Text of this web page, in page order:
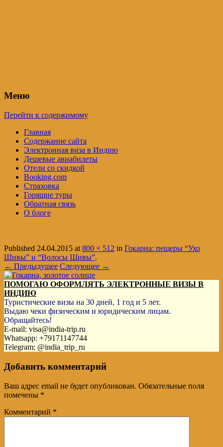
Меню
Перейти к содержимому
Главная
Содержание сайта
Электронная виза в Индию
Дешевые авиабилеты
Отели со скидкой
Booking.com
Страховка
Горящие туры
Обратная связь
О блоге
Published 24.04.2015 at800 × 512 in Гокарна: пещеры “Ухо
Шивы” и “Волосы Шивы”.
← Предыдущее Следующее →
ПОМОГАЮ ОФОРМЛЯТЬ ЭЛЕКТРОННЫЕ ВИЗЫ В
ИНДИЮ
Туристические визы на 30 дней, 1 год и 5 лет.
Выдаю чеки физическим и юридическим лицам.
Обращайтесь!
E-mail: visa@india-trip.ru
Whatsapp: +79171147744
Telegram: @india_trip_ru
Добавить комментарий
Ваш адрес email не будет опубликован. Обязательные поля
помечены *
Комментарий *